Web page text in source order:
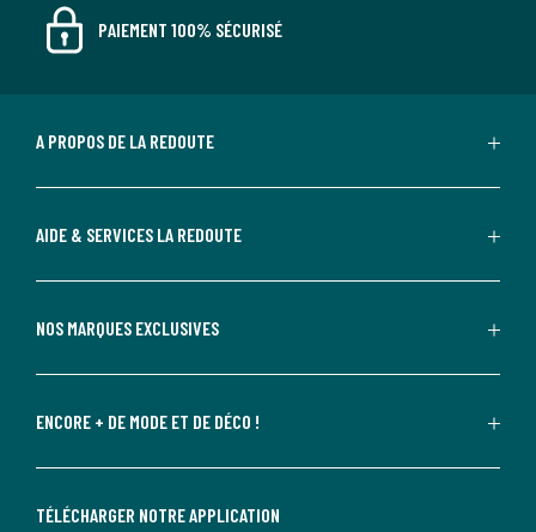
PAIEMENT 100% SÉCURISÉ
A PROPOS DE LA REDOUTE
AIDE & SERVICES LA REDOUTE
NOS MARQUES EXCLUSIVES
ENCORE + DE MODE ET DE DÉCO !
TÉLÉCHARGER NOTRE APPLICATION